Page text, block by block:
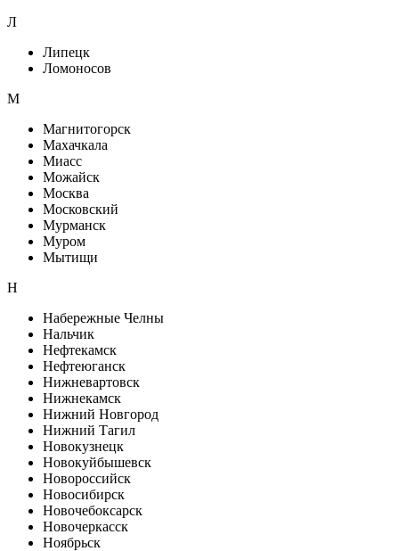
Л
Липецк
Ломоносов
М
Магнитогорск
Махачкала
Миасс
Можайск
Москва
Московский
Мурманск
Муром
Мытищи
Н
Набережные Челны
Нальчик
Нефтекамск
Нефтеюганск
Нижневартовск
Нижнекамск
Нижний Новгород
Нижний Тагил
Новокузнецк
Новокуйбышевск
Новороссийск
Новосибирск
Новочебоксарск
Новочеркасск
Ноябрьск